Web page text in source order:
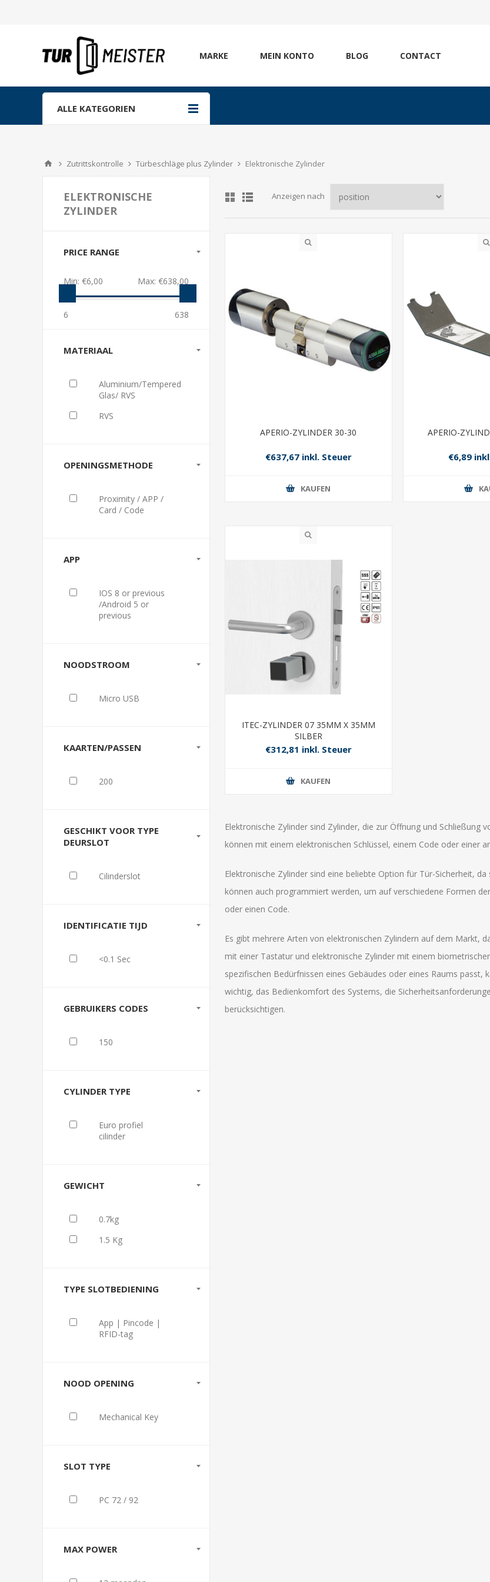
MARKE MEIN KONTO BLOG CONTACT
ALLE KATEGORIEN
Zutrittskontrolle Türbeschläge plus Zylinder Elektronische Zylinder
Anzeigen nach
APERIO-ZYLINDER 30-30
€637,67 inkl. Steuer
KAUFEN
APERIO-
€6,89
ITEC-ZYLINDER 07 35MM X 35MM
SILBER
€312,81 inkl. Steuer
KAUFEN
Elektronische Zylinder sind Zylinder, die zur Öffnung und Schließung
können mit einem elektronischen Schlüssel, einem Code oder einer
Elektronische Zylinder sind eine beliebte Option für Tür-Sicherheit,
können auch programmiert werden, um auf verschiedene Formen
oder einen Code.
Es gibt mehrere Arten von elektronischen Zylindern auf dem Markt,
mit einer Tastatur und elektronische Zylinder mit einem
spezifischen Bedürfnissen eines Gebäudes oder eines Raums
wichtig, das Bedienkomfort des Systems, die
berücksichtigen.
ELEKTRONISCHE
ZYLINDER
PRICE RANGE
Min: €6,00 Max: €638,00
6 638
MATERIAAL
Aluminium/Tempered
Glas/ RVS
RVS
OPENINGSMETHODE
Proximity / APP /
Card / Code
APP
IOS 8 or previous
/Android 5 or
previous
NOODSTROOM
Micro USB
KAARTEN/PASSEN
200
GESCHIKT VOOR TYPE
DEURSLOT
Cilinderslot
IDENTIFICATIE TIJD
<0.1 Sec
GEBRUIKERS CODES
150
CYLINDER TYPE
Euro profiel
cilinder
GEWICHT
0.7kg
1.5 Kg
TYPE SLOTBEDIENING
App | Pincode |
RFID-tag
NOOD OPENING
Mechanical Key
SLOT TYPE
PC 72 / 92
MAX POWER